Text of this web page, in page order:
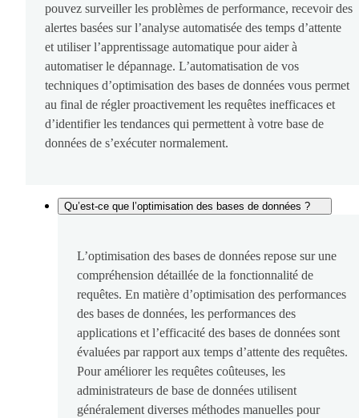
pouvez surveiller les problèmes de performance, recevoir des
alertes basées sur l’analyse automatisée des temps d’attente
et utiliser l’apprentissage automatique pour aider à
automatiser le dépannage. L’automatisation de vos
techniques d’optimisation des bases de données vous permet
au final de régler proactivement les requêtes inefficaces et
d’identifier les tendances qui permettent à votre base de
données de s’exécuter normalement.
Qu’est-ce que l’optimisation des bases de données ?
L’optimisation des bases de données repose sur une
compréhension détaillée de la fonctionnalité de
requêtes. En matière d’optimisation des performances
des bases de données, les performances des
applications et l’efficacité des bases de données sont
évaluées par rapport aux temps d’attente des requêtes.
Pour améliorer les requêtes coûteuses, les
administrateurs de base de données utilisent
généralement diverses méthodes manuelles pour